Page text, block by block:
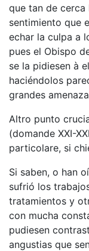
que tan de cerca
sentimiento que
echar la culpa a
pues el Obispo
se la pidiesen à
haciéndolos
grandes
Altro punto
(domande XXI-
particolare, si
Si saben, o han
sufrió los
tratamientos y
con mucha
pudiesen
angustias que